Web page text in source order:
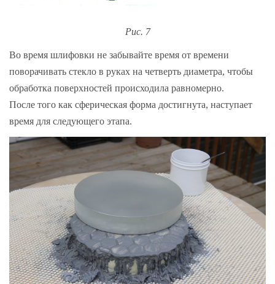
Рис. 7
Во время шлифовки не забывайте время от времени
поворачивать стекло в руках на четверть диаметра, чтобы
обработка поверхностей происходила равномерно.
После того как сферическая форма достигнута, наступает
время для следующего этапа.